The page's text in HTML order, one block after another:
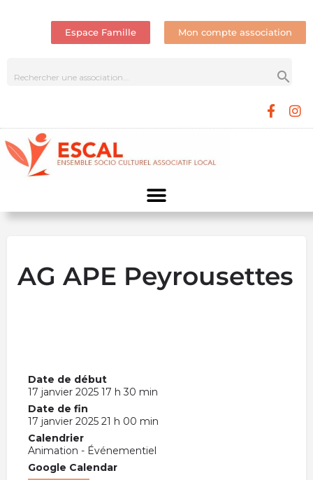
Espace Famille Mon compte association
AG APE Peyrousettes
Date de début
17 janvier 2025 17 h 30 min
Date de fin
17 janvier 2025 21 h 00 min
Calendrier
Animation - Événementiel
Google Calendar